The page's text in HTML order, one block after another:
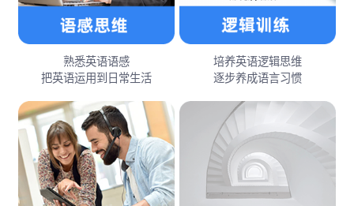
熟悉英语语感
把英语运用到日常生活
培养英语逻辑思维
逐步养成语言习惯